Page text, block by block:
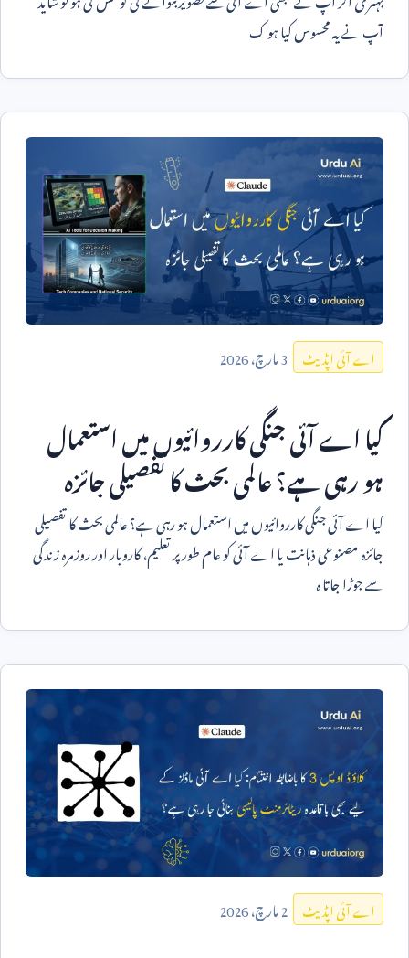
آپ نے یہ محسوس کیا ہو ک
اے آئی اپڈیٹ 3مارچ،2026
کیا اے آئی جنگی کارروائیوں میں استعمال
ہو رہی ہے؟ عالمی بحث کا تفصیلی جائزہ
کیا اے آئی جنگی کارروائیوں میں استعمال ہو رہی ہے؟ عالمی بحث کا تفصیلی
جائزہ مصنوعی ذہانت یا اے آئی کو عام طور پر تعلیم، کاروبار اور روزمرہ زندگی
سے جوڑا جاتا ہ
اے آئی اپڈیٹ 2مارچ،2026